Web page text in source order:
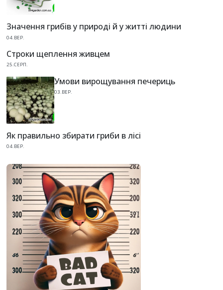
Значення грибів у природі й у житті людини
04.ВЕР.
Строки щеплення живцем
25.СЕРП.
Умови вирощування печериць
03.ВЕР.
Як правильно збирати гриби в лісі
04.ВЕР.